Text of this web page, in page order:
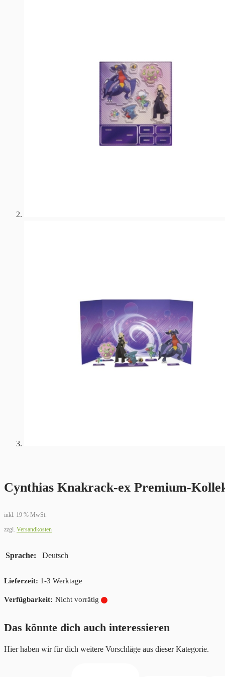
Cynthias Knakrack-ex Premium-
inkl. 19 % MwSt.
zzgl. Versandkosten
Sprache Deutsch
Lieferzeit: 1-3 Werktage
Nicht vorrätig
Das könnte dich auch interessieren
Hier haben wir für dich weitere Vorschläge aus dieser Kategorie.